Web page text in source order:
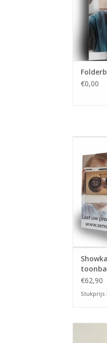
€0,00
de
€62,90
Stukprijs
Een
zorgt er